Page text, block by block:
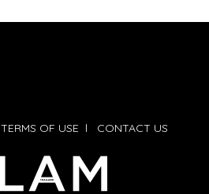
TERMS OF USE l CONTACT US